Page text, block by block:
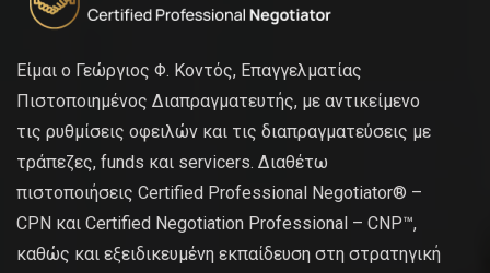
Είμαι ο Γεώργιος Φ. Κοντός, Επαγγελματίας
Πιστοποιημένος Διαπραγματευτής, με αντικείμενο
τις ρυθμίσεις οφειλών και τις διαπραγματεύσεις με
τράπεζες, funds και servicers. Διαθέτω
πιστοποιήσεις Certified Professional Negotiator® –
CPN και Certified Negotiation Professional – CNP™,
καθώς και εξειδικευμένη εκπαίδευση στη στρατηγική